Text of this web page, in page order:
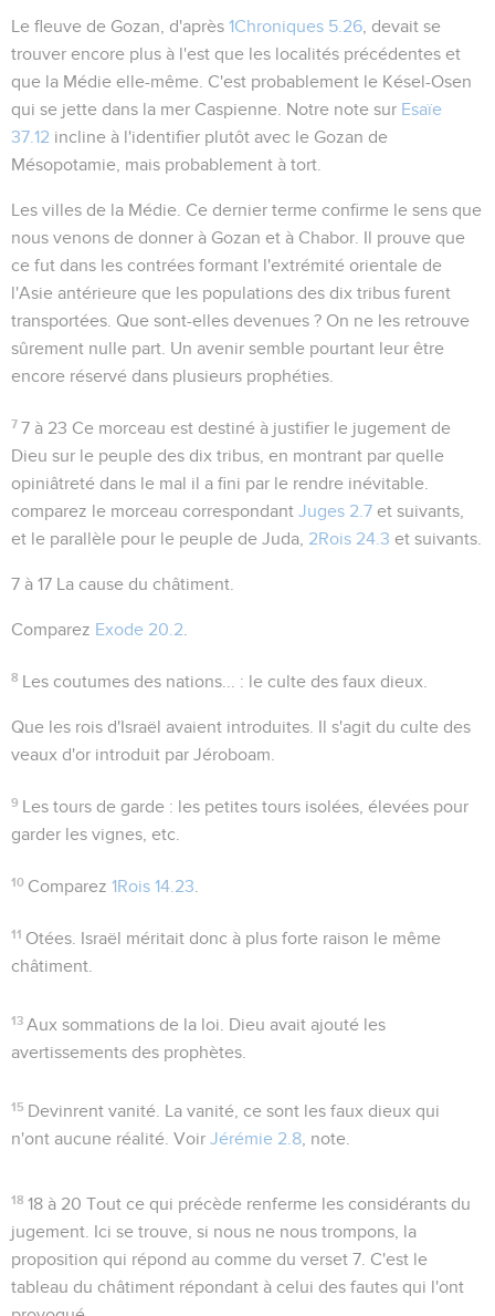
Le fleuve de Gozan , d'après 1Chroniques 5.26 , devait se
trouver encore plus à l'est que les localités précédentes et
que la Médie elle-même. C'est probablement le Késel-Osen
qui se jette dans la mer Caspienne. Notre note sur Esaïe
37.12 incline à l'identifier plutôt avec le Gozan de
Mésopotamie, mais probablement à tort.
Les villes de la Médie . Ce dernier terme confirme le sens que
nous venons de donner à Gozan et à Chabor. Il prouve que
ce fut dans les contrées formant l'extrémité orientale de
l'Asie antérieure que les populations des dix tribus furent
transportées. Que sont-elles devenues ? On ne les retrouve
sûrement nulle part. Un avenir semble pourtant leur être
encore réservé dans plusieurs prophéties.
7 7 à 23 Ce morceau est destiné à justifier le jugement de
Dieu sur le peuple des dix tribus, en montrant par quelle
opiniâtreté dans le mal il a fini par le rendre inévitable.
comparez le morceau correspondant Juges 2.7 et suivants,
et le parallèle pour le peuple de Juda, 2Rois 24.3 et suivants.
7 à 17 La cause du châtiment.
Comparez Exode 20.2
8 Les coutumes des nations... : le culte des faux dieux.
Que les rois d'Israël avaient introduites . Il s'agit du culte des
veaux d'or introduit par Jéroboam.
9 Les tours de garde : les petites tours isolées, élevées pour
garder les vignes, etc.
10 Comparez1Rois 14.23
11 Otées . Israël méritait donc à plus forte raison le même
châtiment.
13 Aux sommations de la loi. Dieu avait ajouté les
avertissements des prophètes.
15 Devinrent vanité . La vanité, ce sont les faux dieux qui
n'ont aucune réalité. Voir Jérémie 2.8 , note.
18 18 à 20 Tout ce qui précède renferme les considérants du
jugement. Ici se trouve, si nous ne nous trompons, la
proposition qui répond au comme du verset 7. C'est le
tableau du châtiment répondant à celui des fautes qui l'ont